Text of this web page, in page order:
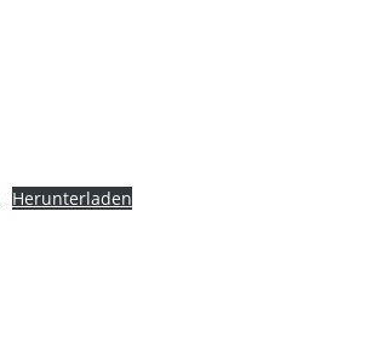
Herunterladen